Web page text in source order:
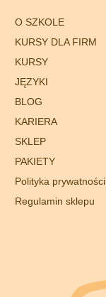
O SZKOLE
KURSY DLA FIRM
KURSY
JĘZYKI
BLOG
KARIERA
SKLEP
PAKIETY
Polityka prywatności
Regulamin sklepu